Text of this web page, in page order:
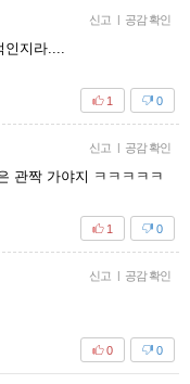
신고 | 공감 확인
인지라....
0
1
신고 | 공감 확인
관짝 가야지 ㅋㅋㅋㅋㅋ
0
1
신고 | 공감 확인
0
0